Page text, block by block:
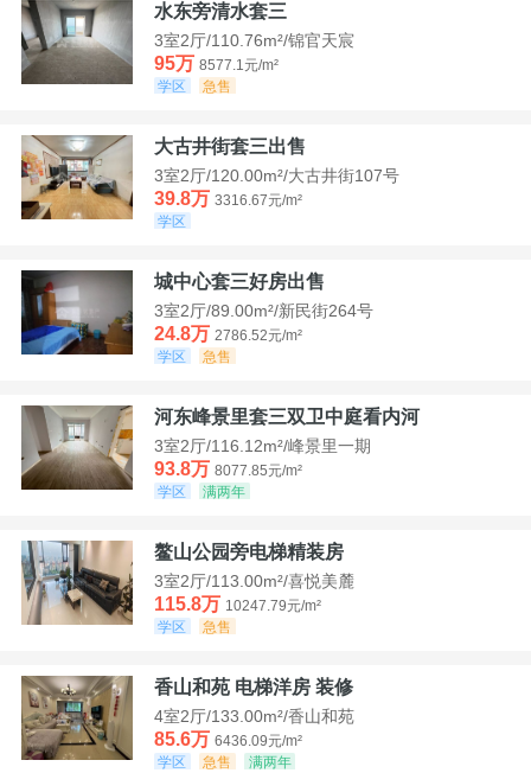
水东旁清水套三
3室2厅/110.76m²/锦官天宸
95万 8577.1元/m²
学区
急售
大古井街套三出售
3室2厅/120.00m²/大古井街107号
39.8万 3316.67元/m²
学区
城中心套三好房出售
3室2厅/89.00m²/新民街264号
24.8万 2786.52元/m²
学区
急售
河东峰景里套三双卫中庭看内河
3室2厅/116.12m²/峰景里一期
93.8万 8077.85元/m²
学区
满两年
鳌山公园旁电梯精装房
3室2厅/113.00m²/喜悦美麓
115.8万 10247.79元/m²
学区
急售
香山和苑 电梯洋房 装修
4室2厅/133.00m²/香山和苑
85.6万 6436.09元/m²
学区
急售 满两年